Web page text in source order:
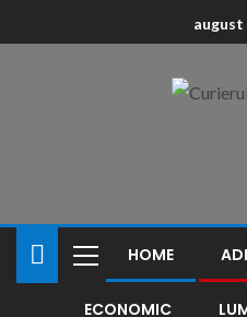
august
HOME
ECONOMIC